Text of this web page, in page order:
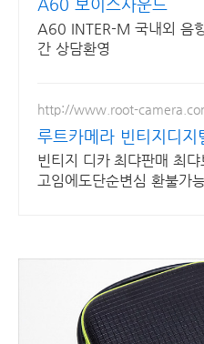
A60 보이스사운드
A60 INTER-M 국내외 음
간 상담환영
http://www.root-
루트카메라 빈티지디지
빈티지 디카 디지털카
빈티지 디카 최댜판매 최
고임에도단순변심 환불가